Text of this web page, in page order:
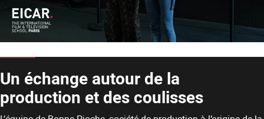
Un échange autour de la
production et des coulisses